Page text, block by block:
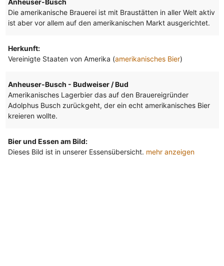
Anheuser-Busch
Die amerikanische Brauerei ist mit Braustätten in aller Welt aktiv
ist aber vor allem auf den amerikanischen Markt ausgerichtet.
Herkunft:
Vereinigte Staaten von Amerika (amerikanisches Bier)
Anheuser-Busch - Budweiser / Bud
Amerikanisches Lagerbier das auf den Brauereigründer
Adolphus Busch zurückgeht, der ein echt amerikanisches Bier
kreieren wollte.
Bier und Essen am Bild:
Dieses Bild ist in unserer Essensübersicht. mehr anzeigen